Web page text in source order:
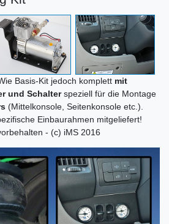
Basis-Kit jedoch komplett mit
und Schalterspeziell für die Montage
(Mittelkonsole, Seitenkonsole etc.).
Einbaurahmen mitgeliefert!
- (c) iMS 2016